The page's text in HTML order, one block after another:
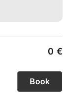
0 €